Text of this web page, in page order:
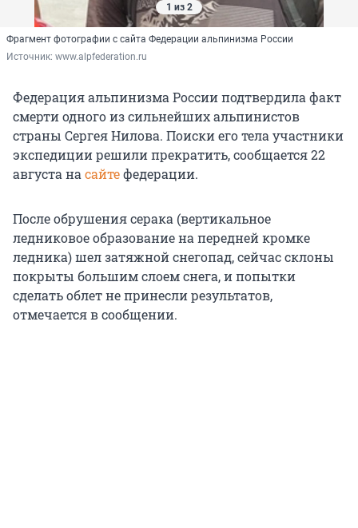
1 из 2
Фрагмент фотографии с сайта Федерации альпинизма России
Источник: www.alpfederation.ru
Федерация альпинизма России подтвердила факт
смерти одного из сильнейших альпинистов
страны Сергея Нилова. Поиски его тела участники
экспедиции решили прекратить, сообщается 22
августа на сайтефедерации.
После обрушения серака (вертикальное
ледниковое образование на передней кромке
ледника) шел затяжной снегопад, сейчас склоны
покрыты большим слоем снега, и попытки
сделать облет не принесли результатов,
отмечается в сообщении.